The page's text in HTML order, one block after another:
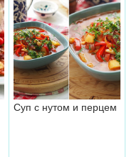
Суп с нутом и перцем